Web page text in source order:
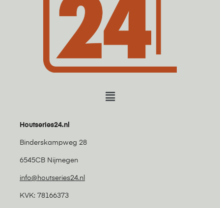
Houtseries24.nl
Binderskampweg 28
6545CB Nijmegen
info@houtseries24.nl
KVK: 78166373